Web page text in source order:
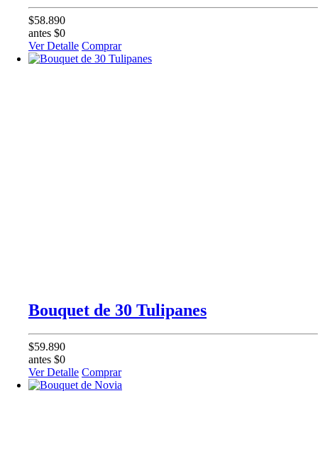
$58.890
antes $0
Ver Detalle Comprar
Bouquet de 30 Tulipanes
$59.890
antes $0
Ver Detalle Comprar